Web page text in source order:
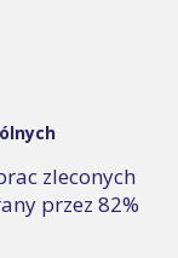
zleconych
przez 82%